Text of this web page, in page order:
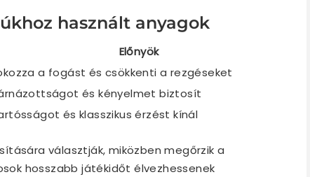
használt anyagok
Előnyök
a fogást és csökkenti a rezgéseket
és kényelmet biztosít
és klasszikus érzést kínál
választják, miközben megőrzik a
hosszabb játékidőt élvezhessenek